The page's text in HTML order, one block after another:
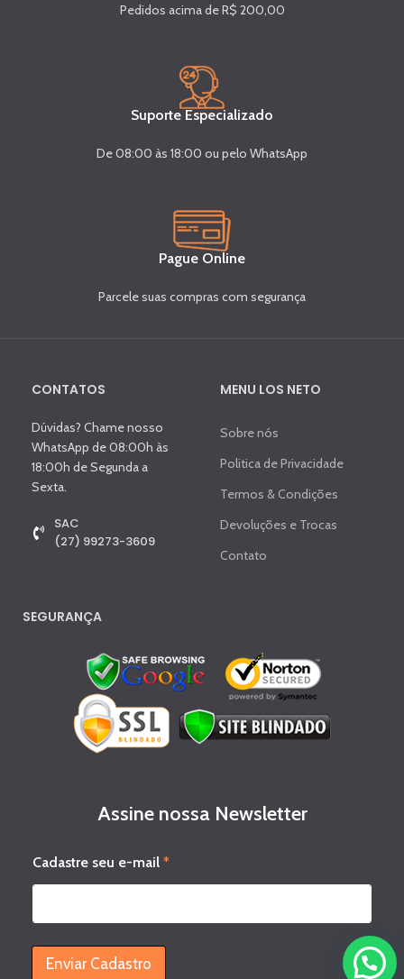
Pedidos acima de R$ 200,00
Suporte Especializado
De 08:00 às 18:00 ou pelo WhatsApp
Pague Online
Parcele suas compras com segurança
CONTATOS
Dúvidas? Chame nosso
WhatsApp de 08:00h às
18:00h de Segunda a
Sexta.
SAC
(27) 99273-3609
MENU LOS NETO
Sobre nós
Politica de Privacidade
Termos & Condições
Devoluções e Trocas
Contato
SEGURANÇA
Assine nossa Newsletter
a
d
s
r
Cadastre seu e-mail*
Enviar Cadastro